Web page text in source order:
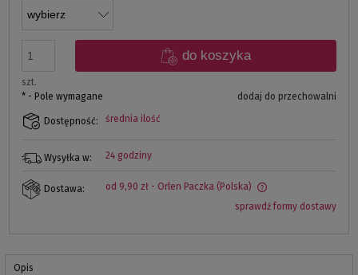
szt.
do koszyka
dodaj do przechowalni
* - Pole wymagane
Dostępność: średnia ilość
Wysyłka w: 24 godziny
Dostawa: od 9,90 zł - Orlen Paczka (Polska)
sprawdź formy dostawy
Opis